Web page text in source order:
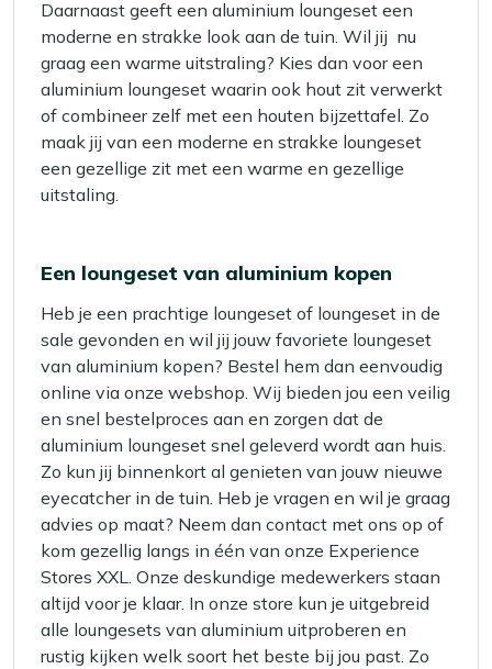
Daarnaast geeft een aluminium loungeset een
moderne en strakke look aan de tuin. Wil jij nu
graag een warme uitstraling? Kies dan voor een
aluminium loungeset waarin ook hout zit verwerkt
of combineer zelf met een houten bijzettafel. Zo
maak jij van een moderne en strakke loungeset
een gezellige zit met een warme en gezellige
uitstaling.
Een loungeset van aluminium kopen
Heb je een prachtige loungeset of loungeset in de
sale gevonden en wil jij jouw favoriete loungeset
van aluminium kopen? Bestel hem dan eenvoudig
online via onze webshop. Wij bieden jou een veilig
en snel bestelproces aan en zorgen dat de
aluminium loungeset snel geleverd wordt aan huis.
Zo kun jij binnenkort al genieten van jouw nieuwe
eyecatcher in de tuin. Heb je vragen en wil je graag
advies op maat? Neem dan contact met ons op of
kom gezellig langs in één van onze Experience
Stores XXL. Onze deskundige medewerkers staan
altijd voor je klaar. In onze store kun je uitgebreid
alle loungesets van aluminium uitproberen en
rustig kijken welk soort het beste bij jou past. Zo